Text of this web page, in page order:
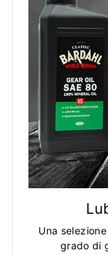
Una
grado di